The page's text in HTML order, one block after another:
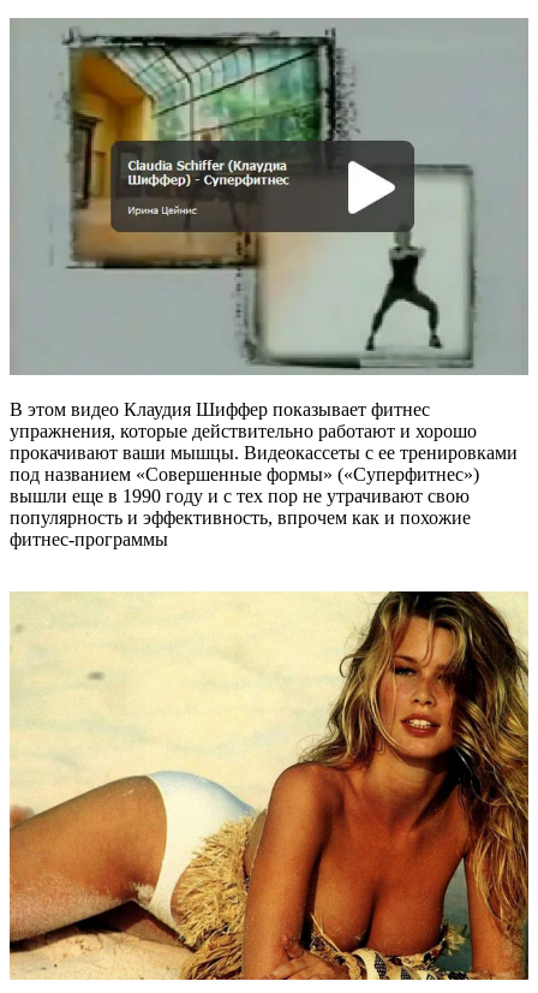
В этом видео Клаудия Шиффер показывает фитнес
упражнения, которые действительно работают и хорошо
прокачивают ваши мышцы. Видеокассеты с ее тренировками
под названием «Совершенные формы» («Суперфитнес»)
вышли еще в 1990 году и с тех пор не утрачивают свою
популярность и эффективность, впрочем как и похожие
фитнес-программы